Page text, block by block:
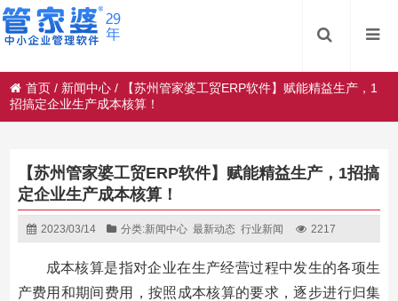
首页 / 新闻中心 /
【苏州管家婆工贸ERP软件】赋能精益生产，1
招搞定企业生产成本核算！
【苏州管家婆工贸ERP软件】赋能精益生产，1招搞
定企业生产成本核算！
2023/03/14 分类:新闻中心 最新动态 行业新闻 2217
成本核算是指对企业在生产经营过程中发生的各项生
产费用和期间费用，按照成本核算的要求，逐步进行归集